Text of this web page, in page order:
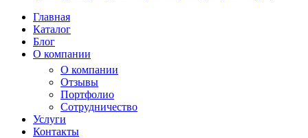
Главная
Каталог
Блог
О компании
О компании
Отзывы
Портфолио
Сотрудничество
Услуги
Контакты